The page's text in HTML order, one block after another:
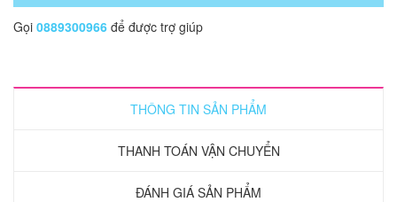
Gọi 0889300966 để được trợ giúp
THÔNG TIN SẢN PHẨM
THANH TOÁN VẬN CHUYỂN
ĐÁNH GIÁ SẢN PHẨM